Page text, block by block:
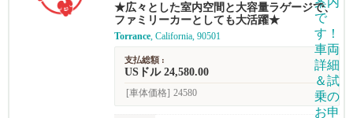
★広々とした室内空間と大容量ラゲージで、
ファミリーカーとしても大活躍★
Torrance, California, 90501
支払総額 :
USドル 24,580.00
[車体価格] 24580